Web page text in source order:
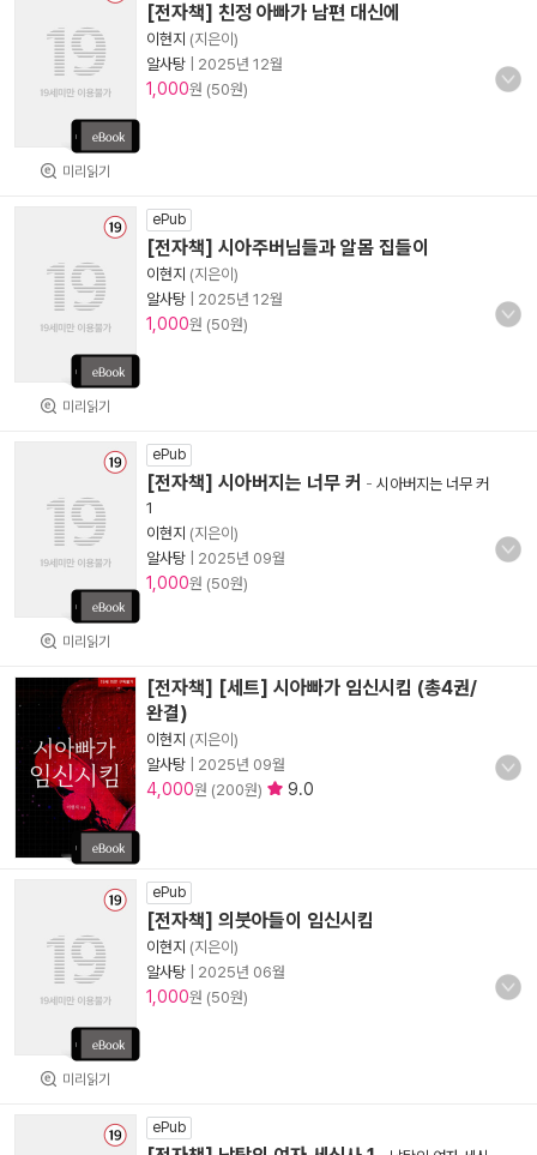
미리읽기
[전자책] 친정 아빠가 남편 대신에
이현지 (지은이)
알사탕
2025년 12월
1,000원 (50원)
미리읽기
ePub
[전자책] 시아주버님들과 알몸 집들이
이현지 (지은이)
알사탕
2025년 12월
1,000원 (50원)
미리읽기
ePub
[전자책] 시아버지는 너무 커 - 시아버지는 너무 커
1
이현지 (지은이)
알사탕
2025년 09월
1,000원 (50원)
[전자책] [세트] 시아빠가 임신시킴 (총4권/
완결)
이현지 (지은이)
알사탕
2025년 09월
4,000원 (200원) 9.0
미리읽기
ePub
[전자책] 의붓아들이 임신시킴
이현지 (지은이)
알사탕
2025년 06월
1,000원 (50원)
ePub